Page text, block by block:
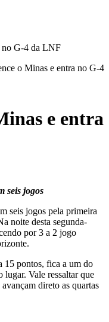
o Minas e entra no G-4
e entra
seis jogos
seis jogos pela primeira
noite desta segunda-
por 3 a 2 jogo
15 pontos, fica a um do
lugar. Vale ressaltar que
direto as quartas